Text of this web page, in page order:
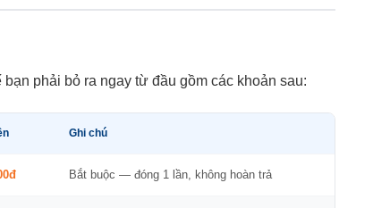
phải bỏ ra ngay từ đầu gồm các khoản sau:
Ghi chú
Bắt buộc — đóng 1 lần, không hoàn trả